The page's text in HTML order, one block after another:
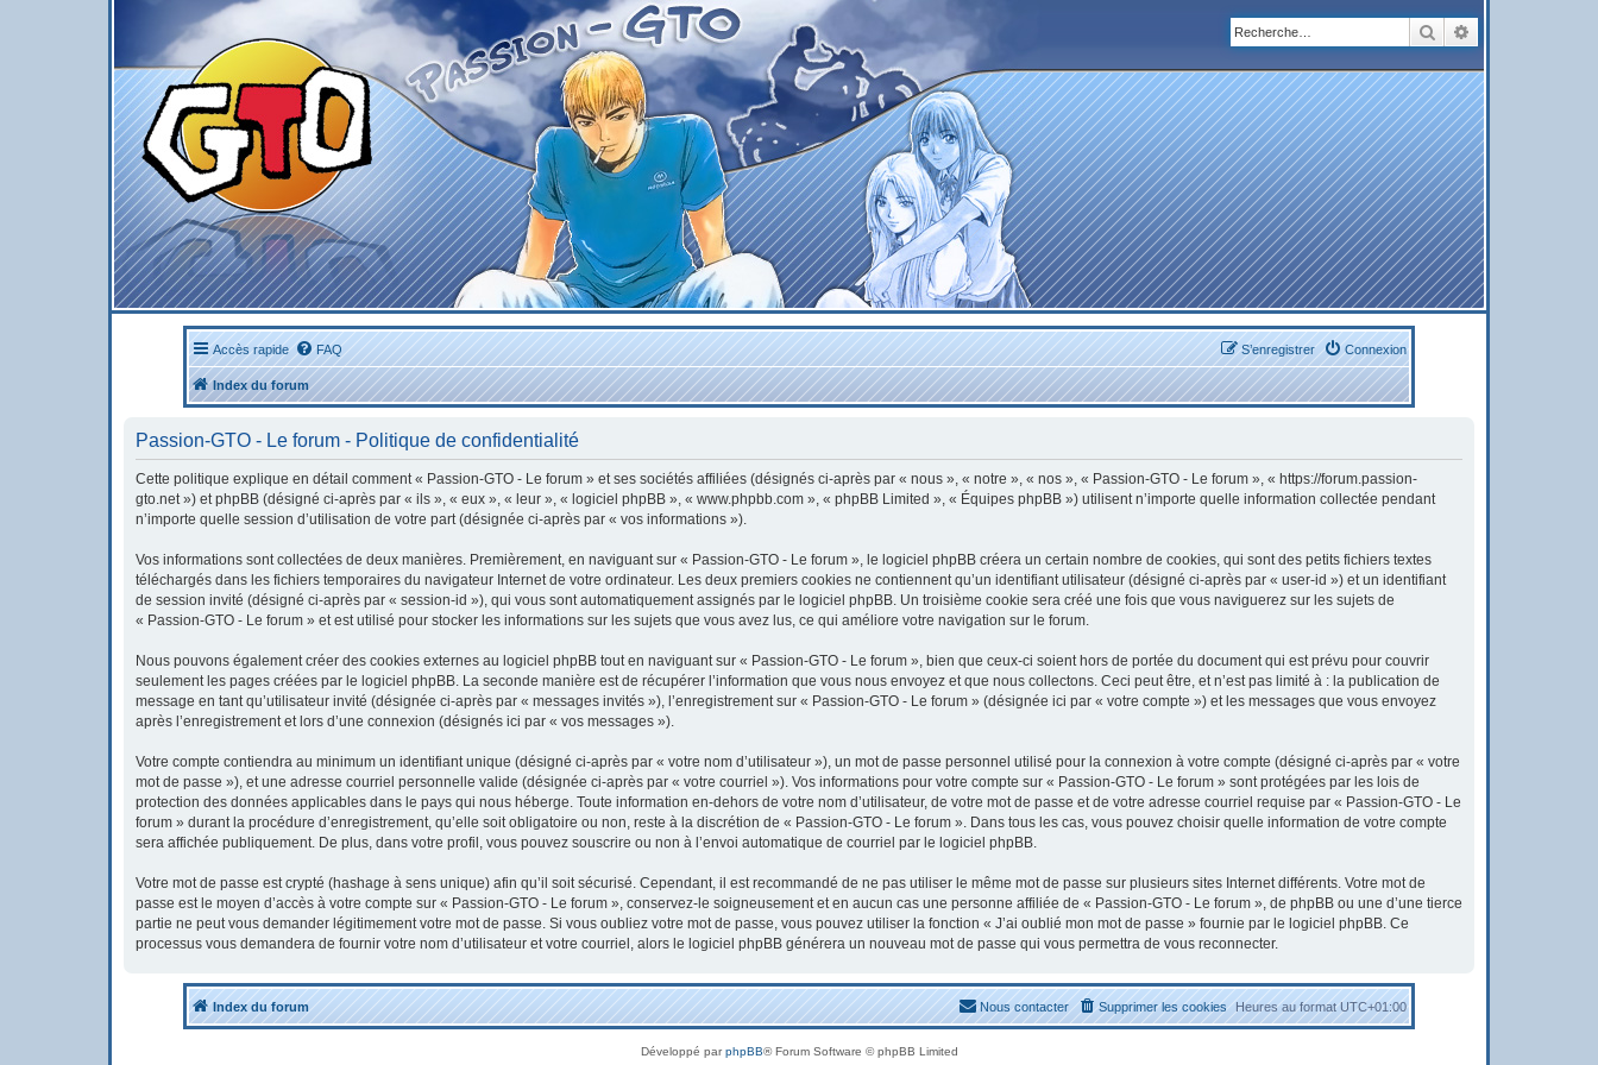
Rechercher
Accès rapide FAQ Connexion
S’enregistrer
Index du forum
Passion-GTO - Le forum - Politique de confidentialité
Cette politique explique en détail comment « Passion-GTO - Le forum » et ses sociétés affiliées (désignés ci-après par « nous », « notre », « nos », « Passion-GTO - Le forum », « https://forum.passion-
gto.net ») et phpBB (désigné ci-après par « ils », « eux », « leur », « logiciel phpBB », « www.phpbb.com », « phpBB Limited », « Équipes phpBB ») utilisent n’importe quelle information collectée pendant
n’importe quelle session d’utilisation de votre part (désignée ci-après par « vos informations »).
Vos informations sont collectées de deux manières. Premièrement, en naviguant sur « Passion-GTO - Le forum », le logiciel phpBB créera un certain nombre de cookies, qui sont des petits fichiers textes
téléchargés dans les fichiers temporaires du navigateur Internet de votre ordinateur. Les deux premiers cookies ne contiennent qu’un identifiant utilisateur (désigné ci-après par « user-id ») et un identifiant
de session invité (désigné ci-après par « session-id »), qui vous sont automatiquement assignés par le logiciel phpBB. Un troisième cookie sera créé une fois que vous naviguerez sur les sujets de
« Passion-GTO - Le forum » et est utilisé pour stocker les informations sur les sujets que vous avez lus, ce qui améliore votre navigation sur le forum.
Nous pouvons également créer des cookies externes au logiciel phpBB tout en naviguant sur « Passion-GTO - Le forum », bien que ceux-ci soient hors de portée du document qui est prévu pour couvrir
seulement les pages créées par le logiciel phpBB. La seconde manière est de récupérer l’information que vous nous envoyez et que nous collectons. Ceci peut être, et n’est pas limité à : la publication de
message en tant qu’utilisateur invité (désignée ci-après par « messages invités »), l’enregistrement sur « Passion-GTO - Le forum » (désignée ici par « votre compte ») et les messages que vous envoyez
après l’enregistrement et lors d’une connexion (désignés ici par « vos messages »).
Votre compte contiendra au minimum un identifiant unique (désigné ci-après par « votre nom d’utilisateur »), un mot de passe personnel utilisé pour la connexion à votre compte (désigné ci-après par « votre
mot de passe »), et une adresse courriel personnelle valide (désignée ci-après par « votre courriel »). Vos informations pour votre compte sur « Passion-GTO - Le forum » sont protégées par les lois de
protection des données applicables dans le pays qui nous héberge. Toute information en-dehors de votre nom d’utilisateur, de votre mot de passe et de votre adresse courriel requise par « Passion-GTO - Le
forum » durant la procédure d’enregistrement, qu’elle soit obligatoire ou non, reste à la discrétion de « Passion-GTO - Le forum ». Dans tous les cas, vous pouvez choisir quelle information de votre compte
sera affichée publiquement. De plus, dans votre profil, vous pouvez souscrire ou non à l’envoi automatique de courriel par le logiciel phpBB.
Votre mot de passe est crypté (hashage à sens unique) afin qu’il soit sécurisé. Cependant, il est recommandé de ne pas utiliser le même mot de passe sur plusieurs sites Internet différents. Votre mot de
passe est le moyen d’accès à votre compte sur « Passion-GTO - Le forum », conservez-le soigneusement et en aucun cas une personne affiliée de « Passion-GTO - Le forum », de phpBB ou une d’une tierce
partie ne peut vous demander légitimement votre mot de passe. Si vous oubliez votre mot de passe, vous pouvez utiliser la fonction « J’ai oublié mon mot de passe » fournie par le logiciel phpBB. Ce
processus vous demandera de fournir votre nom d’utilisateur et votre courriel, alors le logiciel phpBB générera un nouveau mot de passe qui vous permettra de vous reconnecter.
Index du forum Heures au formatUTC+01:00
Supprimer les cookies
Nous contacter
Développé parphpBB® Forum Software © phpBB Limited